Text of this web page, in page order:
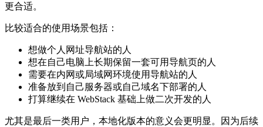
更合适。
比较适合的使用场景包括：
想做个人网址导航站的人
想在自己电脑上长期保留一套可用导航页的人
需要在内网或局域网环境使用导航站的人
准备放到自己服务器或自己域名下部署的人
打算继续在 WebStack 基础上做二次开发的人
尤其是最后一类用户，本地化版本的意义会更明显。因为后续